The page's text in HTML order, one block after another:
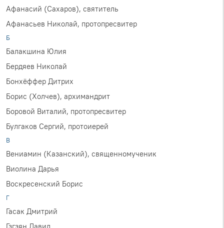
Афанасий (Сахаров), святитель
Афанасьев Николай, протопресвитер
Б
Балакшина Юлия
Бердяев Николай
Бонхёффер Дитрих
Борис (Холчев), архимандрит
Боровой Виталий, протопресвитер
Булгаков Сергий, протоиерей
В
Вениамин (Казанский), священномученик
Виолина Дарья
Воскресенский Борис
Г
Гасак Дмитрий